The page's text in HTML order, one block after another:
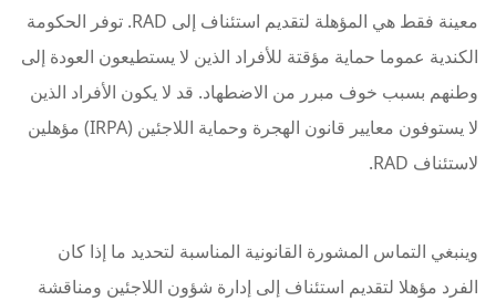
معينة فقط هي المؤهلة لتقديم استئناف إلى RAD. توفر الحكومة
الكندية عموما حماية مؤقتة للأفراد الذين لا يستطيعون العودة إلى
وطنهم بسبب خوف مبرر من الاضطهاد. قد لا يكون الأفراد الذين
لا يستوفون معايير قانون الهجرة وحماية اللاجئين (IRPA) مؤهلين
لاستئناف RAD.
وينبغي التماس المشورة القانونية المناسبة لتحديد ما إذا كان
الفرد مؤهلا لتقديم استئناف إلى إدارة شؤون اللاجئين ومناقشة